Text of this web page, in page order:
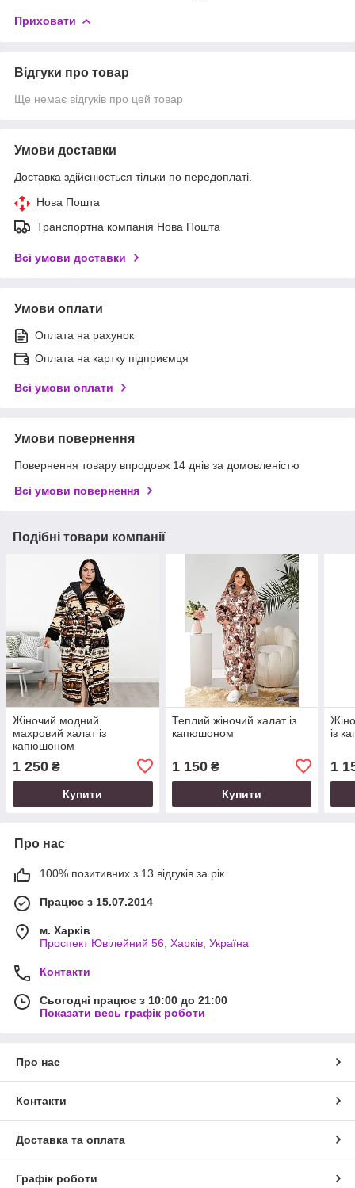
Приховати
Відгуки про товар
Ще немає відгуків про цей товар
Умови доставки
Доставка здійснюється тільки по передоплаті.
Нова Пошта
Транспортна компанія Нова Пошта
Всі умови доставки
Умови оплати
Оплата на рахунок
Оплата на картку підприємця
Всі умови оплати
Умови повернення
Повернення товару впродовж 14 днів за домовленістю
Всі умови повернення
Подібні товари компанії
Жіночий модний
махровий халат із
капюшоном
1 250 ₴
Купити
Теплий жіночий халат із
капюшоном
1 150₴
Купити
із
1
Про нас
100% позитивних з 13 відгуків за рік
Працює з 15.07.2014
м. Харків
Проспект Ювілейний 56, Харків, Україна
Контакти
Сьогодні працює з 10:00 до 21:00
Показати весь графік роботи
Про нас
Контакти
Доставка та оплата
Графік роботи